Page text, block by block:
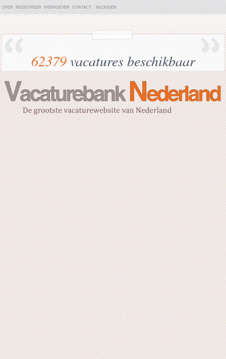
OVER REGISTREER WERKGEVER CONTACT INLOGGEN
62379vacatures beschikbaar